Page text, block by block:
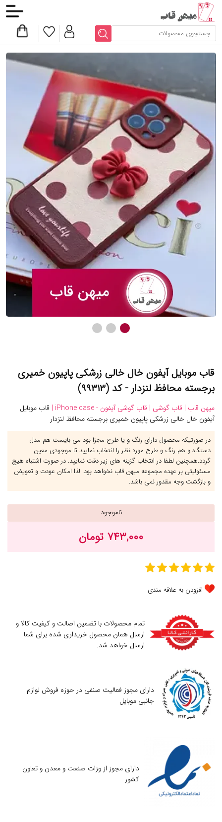
قاب موبایل آیفون خال خالی زرشکی پاپیون خمیری
برجسته محافظ لنزدار - کد (۹۹۳۱۳)
میهن قاب | قاب گوشی | قاب گوشی آیفون - iPhone case |
قاب موبایل
آیفون خال خالی زرشکی پاپیون خمیری برجسته محافظ لنزدار
در صورتیکه محصول دارای رنگ و یا طرح مجزا بود می بایست هم مدل
دستگاه و هم رنگ و طرح مورد نظر را انتخاب نمایید تا موجودی معین
گردد.همچنین لطفا در انتخاب گزینه های زیر دقت نمایید. در صورت اشتباه هیچ
مسئولیتی بر عهده مجموعه میهن قاب نخواهد بود. لذا امکان عودت و تعویض
و بازگشت وجه مقدور نمی باشد.
ناموجود
۷۴۳,۰۰۰ تومان
افزودن به علاقه مندی
تمام محصولات با تضمین اصالت و کیفیت کالا و
ارسال همان محصول خریداری شده برای شما
ارسال خواهد شد.
دارای مجوز فعالیت صنفی در حوزه فروش لوازم
جانبی موبایل
دارای مجوز از وزات صنعت و معدن و تعاون
کشور